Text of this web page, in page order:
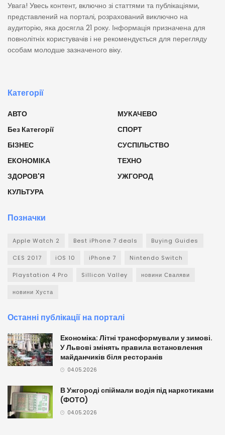
Увага! Увесь контент, включно зі статтями та публікаціями,
представлений на порталі, розрахований виключно на
аудиторію, яка досягла 21 року. Інформація призначена для
повнолітніх користувачів і не рекомендується для перегляду
особам молодше зазначеного віку.
Категорії
АВТО
Без Категорії
БІЗНЕС
ЕКОНОМІКА
ЗДОРОВ'Я
КУЛЬТУРА
МУКАЧЕВО
СПОРТ
СУСПІЛЬСТВО
ТЕХНО
УЖГОРОД
Позначки
Apple Watch 2 Best iPhone 7 deals Buying Guides
CES 2017 iOS 10 iPhone 7 Nintendo Switch
Playstation 4 Pro Sillicon Valley новини Сваляви
новини Хуста
Останні публікації на порталі
Економіка: Літні трансформували у зимові.
У Львові змінять правила встановлення
майданчиків біля ресторанів
04.05.2026
В Ужгороді спіймали водія під наркотиками
(ФОТО)
04.05.2026